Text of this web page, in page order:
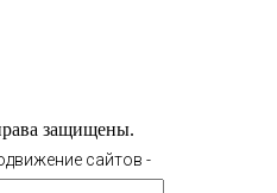
защищены.
сайтов -